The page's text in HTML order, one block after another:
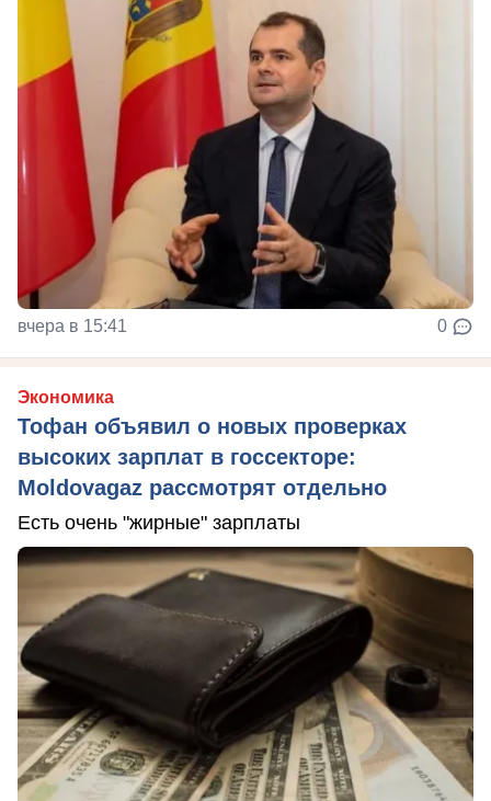
вчера в 15:41 0
Экономика
Тофан объявил о новых проверках
высоких зарплат в госсекторе:
Moldovagaz рассмотрят отдельно
Есть очень "жирные" зарплаты